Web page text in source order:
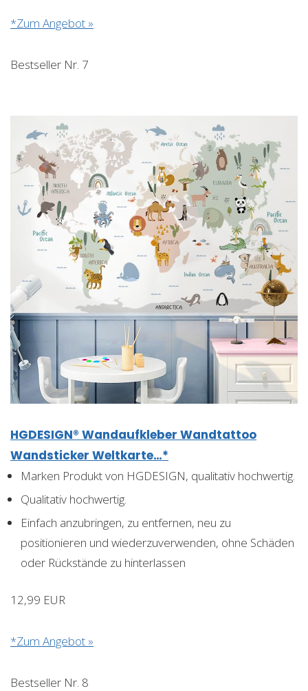
*Zum Angebot »
Bestseller Nr. 7
HGDESIGN® Wandaufkleber Wandtattoo
Wandsticker Weltkarte…*
Marken Produkt von HGDESIGN, qualitativ hochwertig.
Qualitativ hochwertig.
Einfach anzubringen, zu entfernen, neu zu
positionieren und wiederzuverwenden, ohne Schäden
oder Rückstände zu hinterlassen
12,99 EUR
*Zum Angebot »
Bestseller Nr. 8